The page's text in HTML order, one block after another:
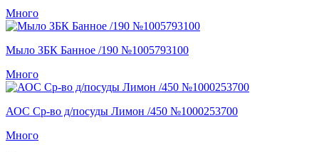
Много
Мыло ЗБК Банное /190 №1005793100
Много
АОС Ср-во д/посуды Лимон /450 №1000253700
Много